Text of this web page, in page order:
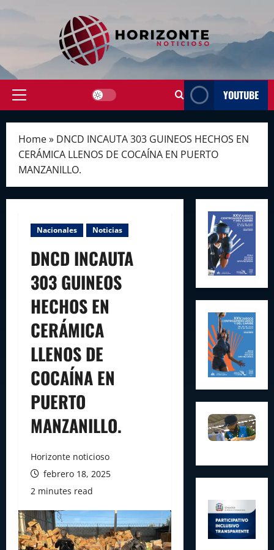
Primary
YOUTUBE
Home» DNCD INCAUTA 303 GUINEOS HECHOS EN
CERÁMICA LLENOS DE COCAÍNA EN PUERTO
MANZANILLO.
Nacionales Noticias
DNCD INCAUTA
303 GUINEOS
HECHOS EN
CERÁMICA
LLENOS DE
COCAÍNA EN
PUERTO
MANZANILLO.
Horizonte noticioso
febrero 18, 2025
2 minutes read